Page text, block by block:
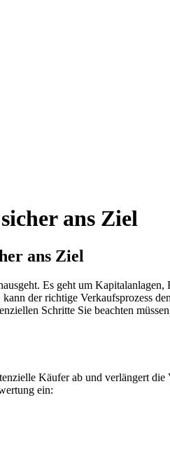
ans Ziel
ans Ziel
Es geht um
der richtige Verkaufsprozess
Schritte Sie beachten
Käufer ab und verlängert
ein: